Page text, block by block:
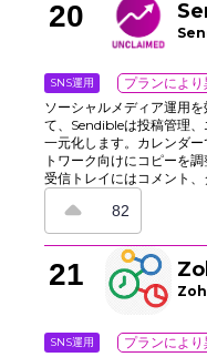
しの操作を減らし、週ご
ームに適したソーシャル
20
SNS運用 プランにより
ソーシャルメディア運用
て、Sendibleは投稿管理
一元化します。カレンダ
トワーク向けにコピーを
受信トレイにはコメント
り、迅速な返信が可能で
イメージに沿った発信を
モニタリング、クライアン
きます。ログイン作業や
での連携と成果の可視化
82
21
SNS運用 プランにより